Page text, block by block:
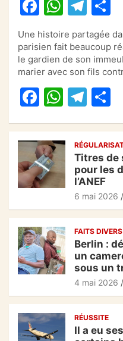
F
a
c
e
b
o
o
k
W
at
s
A
p
p
T
el
e
gr
a
m
ar
g
Une histoire partagée
parisien fait beaucoup
le gardien de son
marier avec son fils
F
c
e
b
o
o
k
W
at
s
A
p
p
T
gr
a
m
g
Titres de
pour les
l’ANEF
6 mai 2026
FAITS DIVERS
Berlin :
un
sous un
4 mai 2026
RÉUSSITE
Il a eu